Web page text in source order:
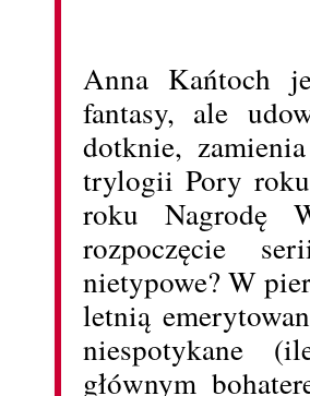
Anna Kańtoch
fantasy, ale
dotknie,
trylogii Pory
roku Nagrodę
rozpoczęcie
nietypowe? W
letnią
niespotykane
głównym